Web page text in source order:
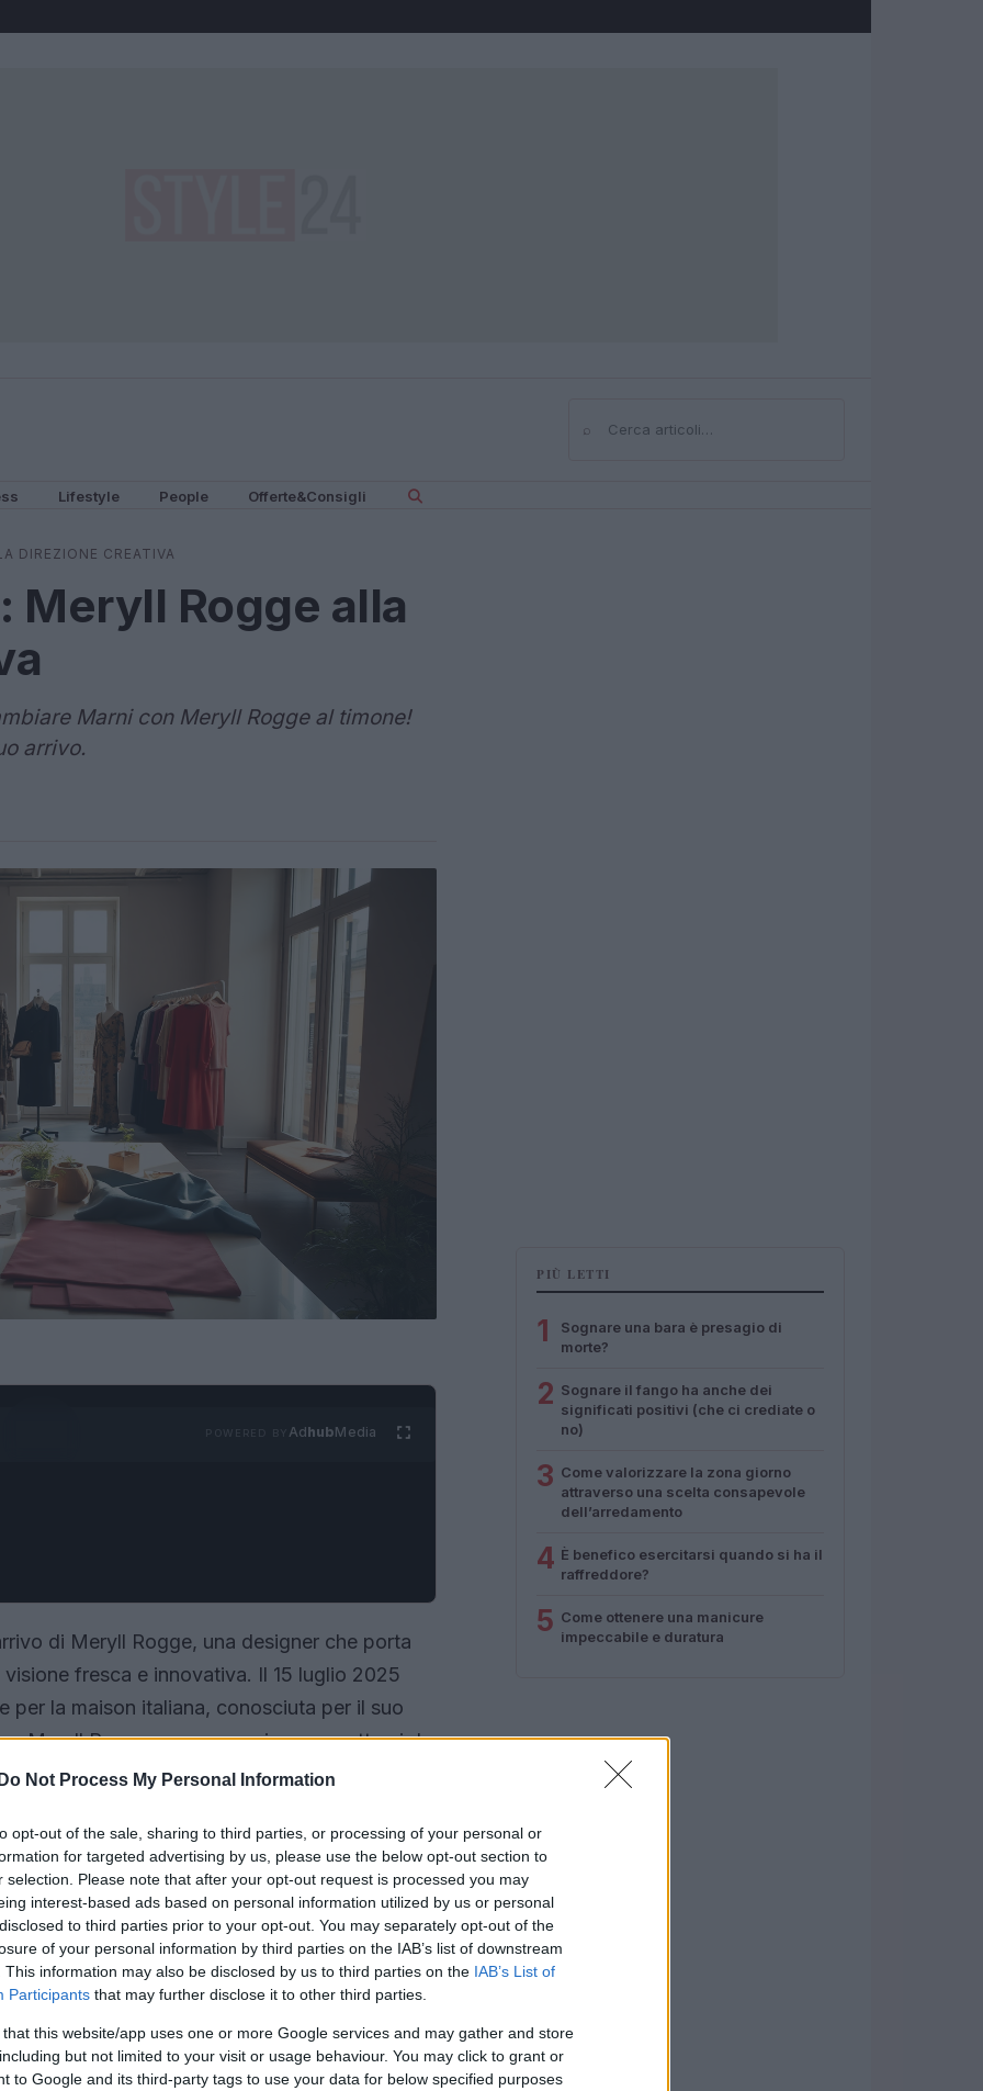
Do Not Process My Personal Information
opt-out of the sale, sharing to third parties, or processing of your personal or
for targeted advertising by us, please use the below opt-out section to
selection. Please note that after your opt-out request is processed you may
interest-based ads based on personal information utilized by us or personal
to third parties prior to your opt-out. You may separately opt-out of the
of your personal information by third parties on the IAB’s list of downstream
This information may also be disclosed by us to third parties on the IAB’s List of
Participants that may further disclose it to other third parties.
that this website/app uses one or more Google services and may gather and store
but not limited to your visit or usage behaviour. You may click to grant or
to Google and its third-party tags to use your data for below specified purposes
⌕Cerca
Lifestyle People Offerte&Consigli
DIREZIONE CREATIVA
Meryll Rogge alla
Marni con Meryll Rogge al timone!
arrivo.
AdhubMedia
di Meryll Rogge, una designer che porta
fresca e innovativa. Il 15 luglio 2025
per la maison italiana, conosciuta per il suo
Meryll Rogge e cosa possiamo aspettarci da
insieme!
PIÙ LETTI
1
Sognare una bara è presagio di
morte?
2 Sognare il fango ha anche dei
significati positivi (che ci crediate o
no)
3 Come valorizzare la zona giorno
attraverso una scelta consapevole
dell’arredamento
4 È benefico esercitarsi quando si ha il
raffreddore?
5 Come ottenere una manicure
impeccabile e duratura